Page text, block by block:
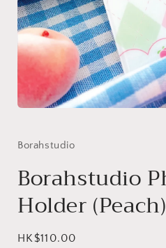
動
中
啟
媒
Borahstudio
Borahstudio
Holder (Peach)
定
HK$110.00